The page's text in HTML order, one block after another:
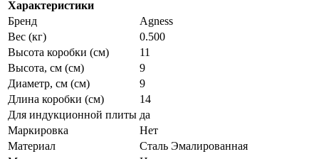
Характеристики
Бренд
Agness
Вес (кг)
0.500
Высота коробки (см)
11
Высота, см (см)
9
Диаметр, см (см)
9
Длина коробки (см)
14
Для индукционной плиты да
Маркировка
Нет
Материал
Сталь Эмалированная